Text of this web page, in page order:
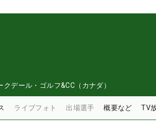
クデール・ゴルフ&CC（カナダ）
ライブフォト 出場選手 概要など TV